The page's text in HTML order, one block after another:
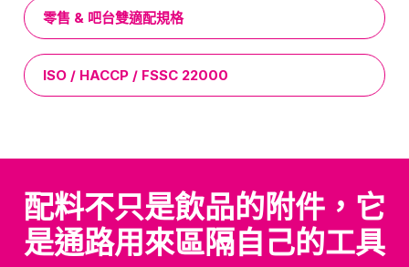
零售 & 吧台雙適配規格
ISO / HACCP / FSSC 22000
配料不只是飲品的附件，它
是通路用來區隔自己的工具